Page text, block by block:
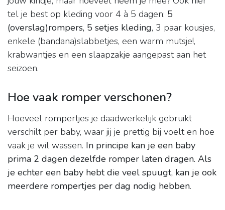
tel je best op kleding voor 4 à 5 dagen: 5
(overslag)rompers, 5 setjes kleding, 3 paar kousjes,
enkele (bandana)slabbetjes, een warm mutsje!,
krabwantjes en een slaapzakje aangepast aan het
seizoen.
Hoe vaak romper verschonen?
Hoeveel rompertjes je daadwerkelijk gebruikt
verschilt per baby, waar jij je prettig bij voelt en hoe
vaak je wil wassen. In principe kan je een baby
prima 2 dagen dezelfde romper laten dragen. Als
je echter een baby hebt die veel spuugt, kan je ook
meerdere rompertjes per dag nodig hebben.